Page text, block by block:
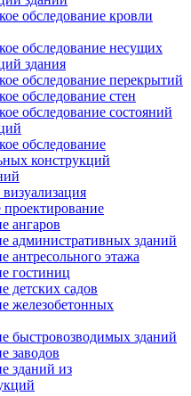
обследование кровли
обследование несущих
здания
обследование перекрытий
обследование стен
обследование состояний
обследование
конструкций
ангаров
административных зданий
антресольного этажа
гостиниц
детских садов
железобетонных
быстровозводимых зданий
заводов
зданий из